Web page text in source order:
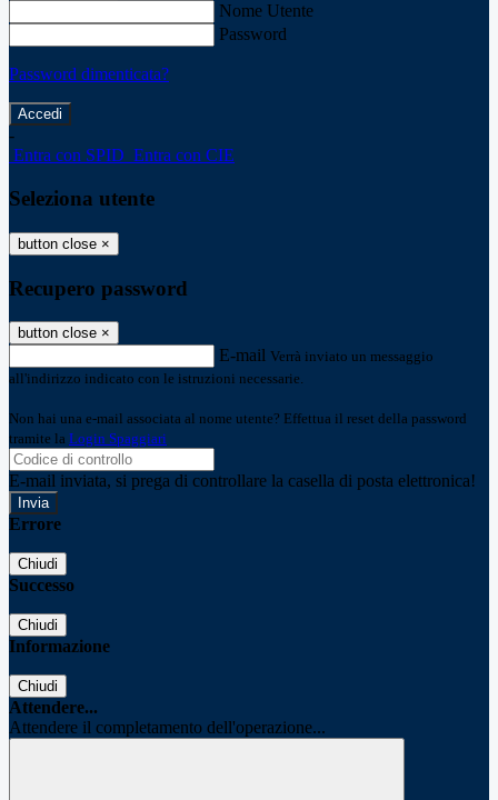
Nome Utente
Password
Password dimenticata?
-
Entra con SPID Entra con CIE
Seleziona utente
button close ×
Recupero password
button close ×
E-mail Verrà inviato un messaggio
all'indirizzo indicato con le istruzioni necessarie.
Non hai una e-mail associata al nome utente? Effettua il reset della password
tramite la Login Spaggiari
E-mail inviata, si prega di controllare la casella di posta elettronica!
Errore
Chiudi
Successo
Chiudi
Informazione
Chiudi
Attendere...
Attendere il completamento dell'operazione...